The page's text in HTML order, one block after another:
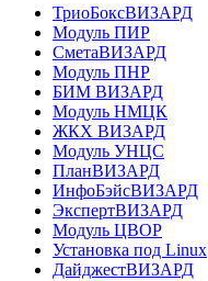
ТриоБоксВИЗАРД
Модуль ПИР
СметаВИЗАРД
Модуль ПНР
БИМ ВИЗАРД
Модуль НМЦК
ЖКХ ВИЗАРД
Модуль УНЦС
ПланВИЗАРД
ИнфоБэйсВИЗАРД
ЭкспертВИЗАРД
Модуль ЦВОР
Установка под Linux
ДайджестВИЗАРД